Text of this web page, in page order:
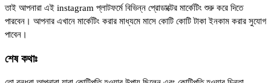
তাই আপনারা এই instagram প্লাটফর্মে বিভিন্ন প্রোডাক্টের মার্কেটিং শুরু করে দিতে
পারবেন। আপনার এখানে মার্কেটিং করার মাধ্যমে মাসে কোটি কোটি টাকা ইনকাম করার সুযোগ
পাবেন।
শেষ কথাঃ